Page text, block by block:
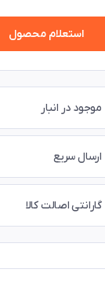
استعلام محصول
موجود در انبار
ارسال سریع
گارانتی اصالت کالا